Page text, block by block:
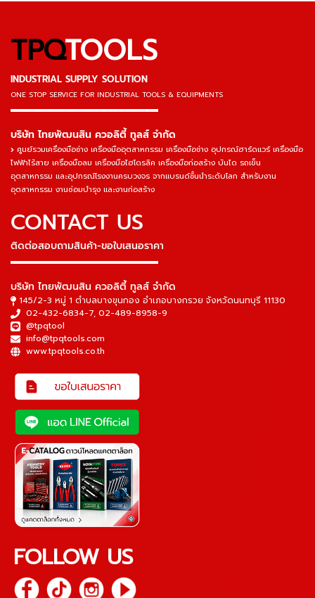
TPQTOOLS
INDUSTRIAL SUPPLY SOLUTION
ONE STOP SERVICE FOR INDUSTRIAL TOOLS & EQUIPMENTS
▬▬▬▬▬▬▬▬▬▬▬▬▬▬▬
บริษัท ไทยพัฒนสิน ควอลิตี้ ทูลส์ จำกัด
ศูนย์รวมเครื่องมือช่าง เครื่องมืออุตสาหกรรม เครื่องมือช่าง อุปกรณ์ฮาร์ดแวร์ เครื่องมือ
ไฟฟ้าไร้สาย เครื่องมือลม เครื่องมือไฮโดรลิค เครื่องมือก่อสร้าง บันได รถเข็น
อุตสาหกรรม และอุปกรณ์โรงงานครบวงจร จากแบรนด์ชั้นนำระดับโลก สำหรับงาน
อุตสาหกรรม งานซ่อมบำรุง และงานก่อสร้าง
CONTACT US
ติดต่อสอบถามสินค้า-ขอใบเสนอราคา
▬▬▬▬▬▬▬▬▬▬▬▬▬▬▬
บริษัท ไทยพัฒนสิน ควอลิตี้ ทูลส์ จำกัด
145/2-3 หมู่ 1 ตำบลบางขุนกอง อำเภอบางกรวย จังหวัดนนทบุรี 11130
02-432-6834-7, 02-489-8958-9
@tpqtool
info@tpqtools.com
www.tpqtools.co.th
FOLLOW US